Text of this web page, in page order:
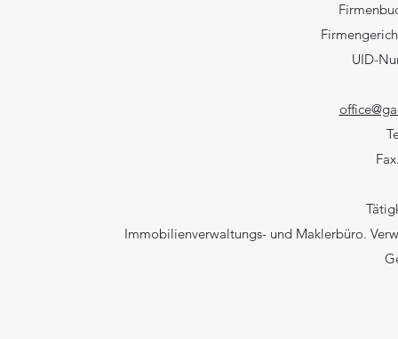
UID-
Immobilienverwaltungs- und Maklerbüro.